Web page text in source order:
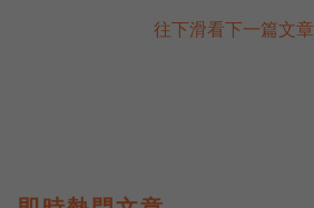
往下滑看下一篇文章